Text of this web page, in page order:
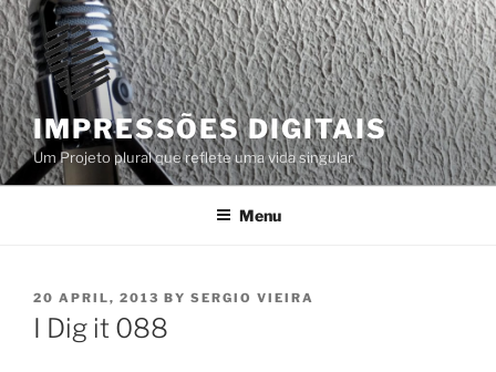
Skip
to
content
IMPRESSÕES DIGITAIS
Um Projeto plural que reflete uma vida singular
Menu
POSTED
ON
20 APRIL, 2013 BY SERGIO VIEIRA
I Dig it 088